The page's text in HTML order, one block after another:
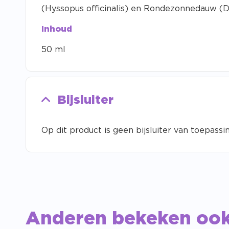
(Hyssopus officinalis) en Rondezonnedauw
Inhoud
50 ml
Bijsluiter
Op dit product is geen bijsluiter van
Anderen bekeken